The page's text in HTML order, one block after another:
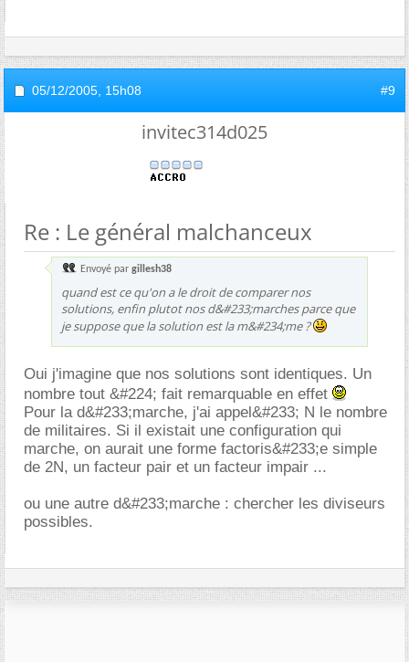
05/12/2005, 15h08 #9
invitec314d025
Re : Le général malchanceux
Envoyé par gillesh38
quand est ce qu'on a le droit de comparer nos
solutions, enfin plutot nos d&#233;marches parce que
je suppose que la solution est la m&#234;me ?
Oui j'imagine que nos solutions sont identiques. Un
nombre tout &#224; fait remarquable en effet
Pour la d&#233;marche, j'ai appel&#233; N le nombre
de militaires. Si il existait une configuration qui
marche, on aurait une forme factoris&#233;e simple
de 2N, un facteur pair et un facteur impair ...
ou une autre d&#233;marche : chercher les diviseurs
possibles.